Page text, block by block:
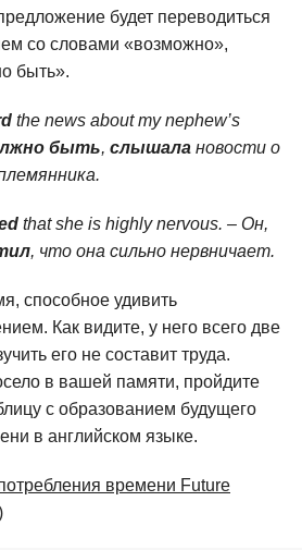
будет переводиться
со словами «возможно»,
быть».
the news about my nephew’s
быть, слышала новости о
that she is highly nervous. – Он,
, что она сильно нервничает.
способное удивить
Как видите, у него всего две
его не составит труда.
в вашей памяти, пройдите
с образованием будущего
в английском языке.
времени Future